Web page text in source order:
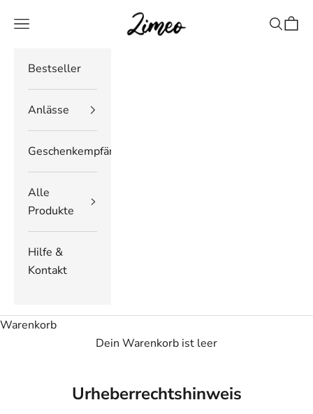
Zimeo Deutschland
Navigationsmenü öffnen Suche
Bestseller
Anlässe
Geschenkempfänger
Alle
Produkte
Hilfe &
Kontakt
Warenkorb
Dein Warenkorb ist leer
Urheberrechtshinweis